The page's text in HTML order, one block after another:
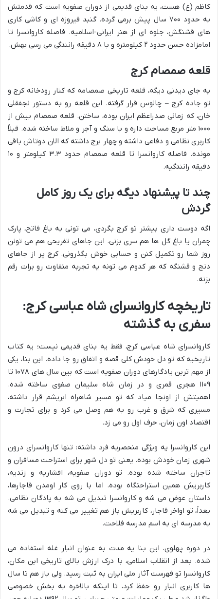
کاظم (ع) هست، یه بنای قدیمی از دوران صفویه است که قدمتش
به حدود ۷۰۰ سال پیش برمی گرده. گنبد فیروزه ای و کاشی کاری
های قشنگش، جلوه ای از هنر ایرانی-اسلامیه. فاصله کاروانسرا تا
امامزاده حسن حدود ۲ کیلومتره و با ۸ دقیقه رانندگی می رسی بهش.
قلعه صمصام کرج
یه جای دیدنی دیگه، قلعه تاریخی صمصامه که کنار رودخانه کرج و
تو جاده کرج – چالوس قرار گرفته. این قلعه رو به دستور نجفقلی
خان، که زمانی صدراعظم ایران بوده، ساختن. قلعه صمصام بیش از
۱۰۰۰ متر مربع مساحت داره و با سنگ و آجر و ملاط ساخته شده. قبلاً
کاربری نظامی و دفاعی داشته و چهار برج داشته که الان دوتاش باقی
مونده. فاصله کاروانسرا تا قلعه صمصام حدود ۳.۳ کیلومتر و ۱۰
دقیقه رانندگیه.
چند تا پیشنهاد دیگه برای یک روز کامل
گردش
اگه دوست داری بیشتر تو کرج بگردی، می تونی به باغ فاتح، پارک
چمران یا باغ گل ها هم سری بزنی. این جاهای تفریحی هم می تونن
روز شما رو تکمیل کنن و حسابی خوش بگذرونی. کرج پر از جاهای
دنج و قشنگه که هر کدوم می تونه یه تجربه متفاوت رو برات رقم
بزنه.
تاریخچه کاروانسرای شاه عباسی کرج:
سفری به گذشته
کاروانسرای شاه عباسی کرج، فقط یه بنای قدیمی نیست؛ یه کتاب
تاریخیه که تو دل خودش کلی قصه و اتفاق رو جا داده. این بنا، یکی
از مهم ترین یادگارهای دوران صفویه است که بین سال های ۱۰۷۸ تا
۱۱۰۹ هجری قمری و در زمان شاه سلیمان صفوی ساخته شده.
اهمیتش از اونجا میاد که تو مسیر شاهراه ابریشم قرار داشته،
مسیری که شرق و غرب رو به هم وصل می کرد و برای تجارت و
اقتصاد اون زمان، حرف اول رو می زد.
این کاروانسرا یه ویژگی منحصربه فرد داشته: تنها کاروانسرای درون
شهری زمان خودش بوده. یعنی تو دل شهر برای استراحت مسافران و
تاجران ساخته شده بوده. تو دوران صفویه، افشاریه و زندیه،
کاربریش همین استراحتگاه بوده. اما با روی کار اومدن قاجارها،
داستان عوض می شه و کاروانسرا تبدیل می شه به پادگان نظامی.
بعداً، تو اواخر قاجار، کاربریش باز هم تغییر می کنه و تبدیل می شه
به مدرسه ای به اسم مدرسه فلاحت.
در دوره پهلوی، این بنا یه مدت به عنوان انبار غله استفاده می
شده. بعد از انقلاب اسلامی، با درک ارزش بالای تاریخی این مکان،
کاروانسرا تو فهرست آثار ملی ایران به ثبت رسید. ولی باز هم تا سال
ها کاربری انبار رو حفظ کرد، تا اینکه بالاخره به بخش خصوصی